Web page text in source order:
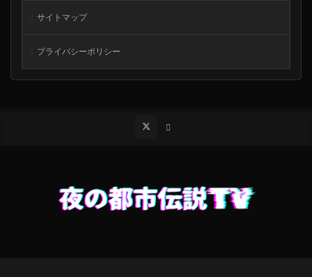
サイトマップ
プライバシーポリシー